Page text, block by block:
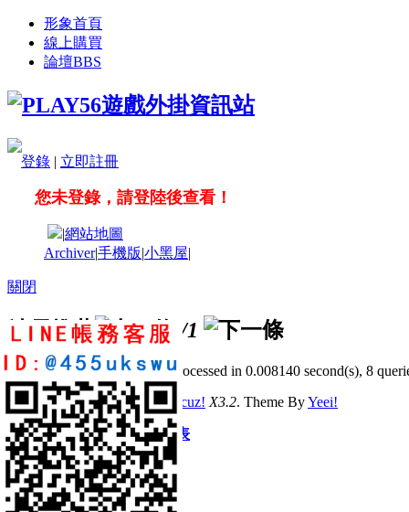
形象首頁
線上購買
論壇BBS
登錄 | 立即註冊
您未登錄，請登陸後查看！
|網站地圖
Archiver|手機版|小黑屋|
關閉
站長推薦 /1
GMT+8, 2026-8-11 03:41, Processed in 0.008140 second(s), 8
© 2001-2011 Powered byDiscuz! X3.2. Theme ByYeei!
快速回復 返回頂部 返回列表